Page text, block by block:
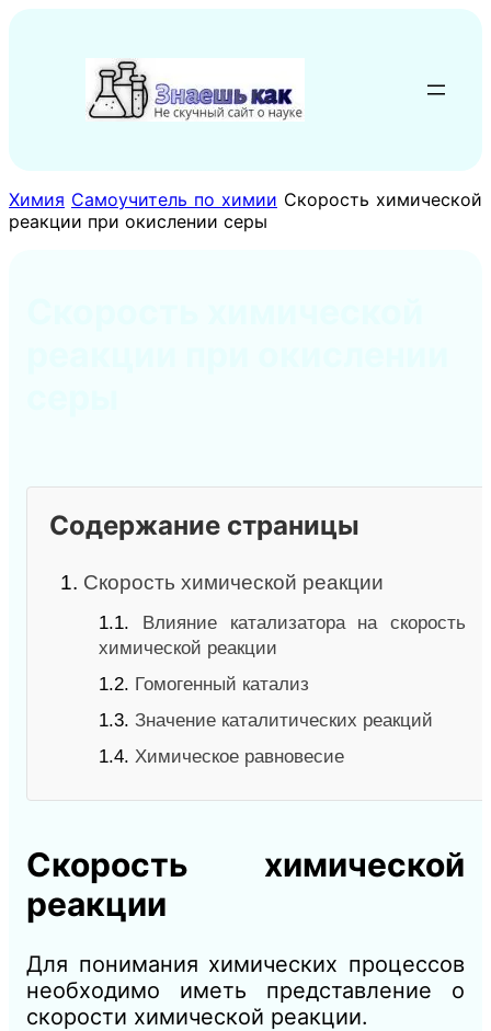
содержимому
Химия Самоучитель по химии Скорость химической
реакции при окислении серы
Содержание страницы
1. Скорость химической реакции
1.1. Влияние катализатора на скорость
химической реакции
1.2. Гомогенный катализ
1.3. Значение каталитических реакций
1.4. Химическое равновесие
Скорость химической
реакции
Для понимания химических процессов
необходимо иметь представление о
скорости химической реакции.